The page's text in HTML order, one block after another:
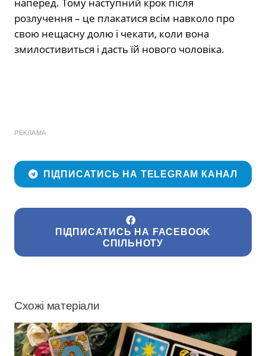
розлучення – це плакатися всім навколо про
свою нещасну долю і чекати, коли вона
змилостивиться і дасть їй нового чоловіка.
РЕКЛАМА
ПІДПИСАТИСЬ НА TELEGRAM КАНАЛ
ПІДПИСАТИСЬ НА FACEBOOK
СПІЛЬНОТУ
Схожі матеріали